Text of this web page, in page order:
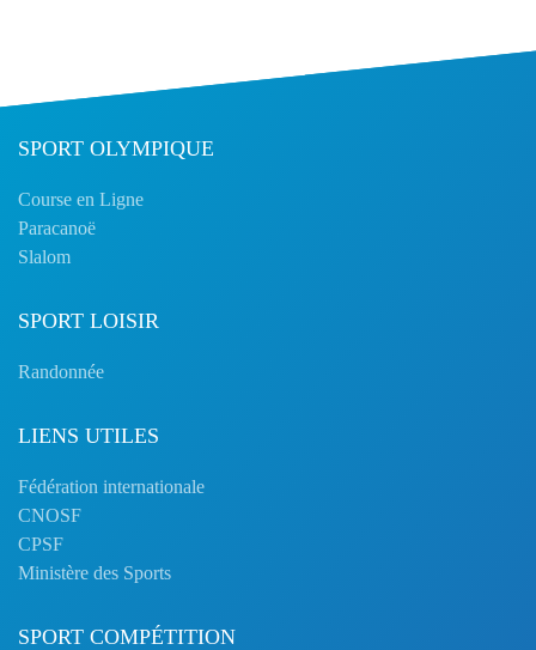
SPORT OLYMPIQUE
Course en Ligne
Paracanoë
Slalom
SPORT LOISIR
Randonnée
LIENS UTILES
Fédération internationale
CNOSF
CPSF
Ministère des Sports
SPORT COMPÉTITION